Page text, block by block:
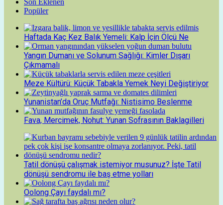
Popüler
Haftada Kaç Kez Balık Yemeli: Kalp İçin Ölçü Ne
Yangın Dumanı ve Solunum Sağlığı: Kimler Dışarı
Çıkmamalı
Meze Kültürü: Küçük Tabakla Yemek Neyi Değiştiriyor
Yunanistan’da Oruç Mutfağı: Nistisimo Beslenme
Fava, Mercimek, Nohut: Yunan Sofrasının Baklagilleri
Tatil dönüşü çalışmak istemiyor musunuz? İşte Tatil
dönüşü sendromu ile baş etme yolları
Oolong Çayı faydalı mı?